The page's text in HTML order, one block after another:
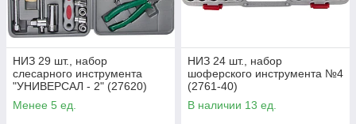
НИЗ 29 шт., набор
слесарного инструмента
"УНИВЕРСАЛ - 2" (27620)
Менее 5 ед.
НИЗ 24 шт., набор
шоферского инструмента №4
(2761-40)
В наличии 13 ед.